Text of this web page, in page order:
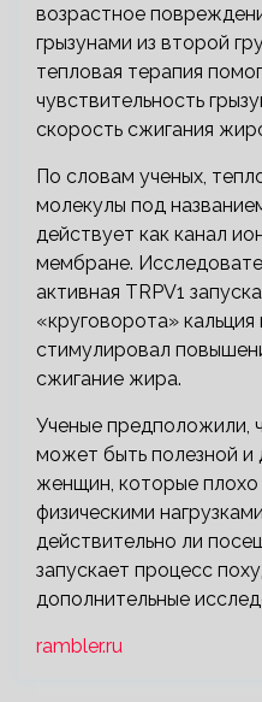
возрастное
грызунами из второй
тепловая терапия
чувствительность
скорость сжигания
По словам ученых,
молекулы под
действует как канал
мембране.
активная TRPV1
«круговорота» кальция
стимулировал
сжигание жира.
Ученые предположили,
может быть полезной и
женщин, которые
физическими
действительно ли
запускает процесс
дополнительные
rambler.ru